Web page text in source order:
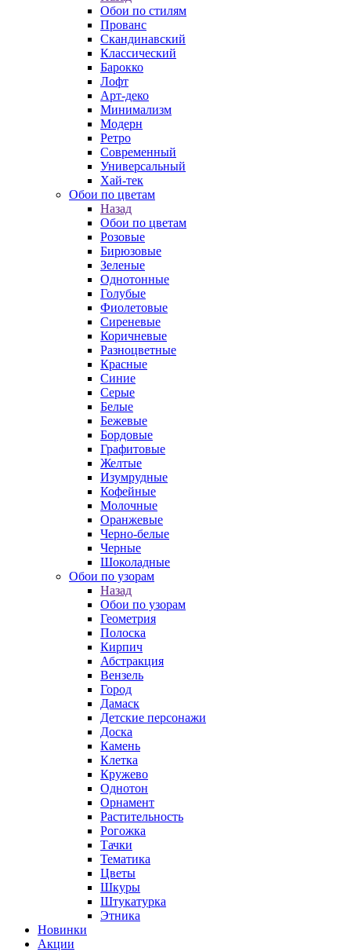
Обои по стилям
Прованс
Скандинавский
Классический
Барокко
Лофт
Арт-деко
Минимализм
Модерн
Ретро
Современный
Универсальный
Хай-тек
Обои по цветам
Назад
Обои по цветам
Розовые
Бирюзовые
Зеленые
Однотонные
Голубые
Фиолетовые
Сиреневые
Коричневые
Разноцветные
Красные
Синие
Серые
Белые
Бежевые
Бордовые
Графитовые
Желтые
Изумрудные
Кофейные
Молочные
Оранжевые
Черно-белые
Черные
Шоколадные
Обои по узорам
Назад
Обои по узорам
Геометрия
Полоска
Кирпич
Абстракция
Вензель
Город
Дамаск
Детские персонажи
Доска
Камень
Клетка
Кружево
Однотон
Орнамент
Растительность
Рогожка
Тачки
Тематика
Цветы
Шкуры
Штукатурка
Этника
Новинки
Акции